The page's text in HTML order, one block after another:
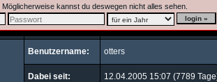
Möglicherweise kannst du deswegen nicht alles sehen.
Benutzername: otters
Dabei seit: 12.04.2005 15:07 (7789